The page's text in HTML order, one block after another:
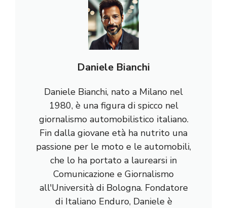
Daniele Bianchi
Daniele Bianchi, nato a Milano nel
1980, è una figura di spicco nel
giornalismo automobilistico italiano.
Fin dalla giovane età ha nutrito una
passione per le moto e le automobili,
che lo ha portato a laurearsi in
Comunicazione e Giornalismo
all'Università di Bologna. Fondatore
di Italiano Enduro, Daniele è